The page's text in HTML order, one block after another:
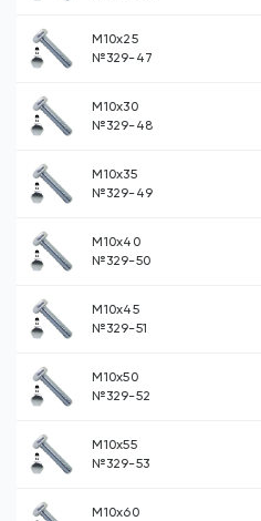
М10х25
№329-47
М10х30
№329-48
М10х35
№329-49
М10х40
№329-50
М10х45
№329-51
М10х50
№329-52
М10х55
№329-53
М10х60